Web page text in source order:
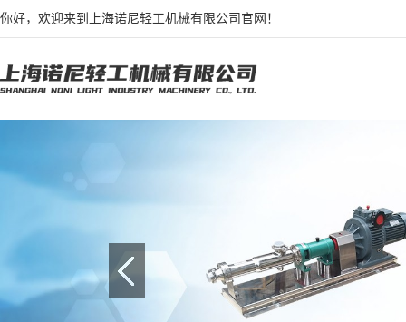
你好，欢迎来到上海诺尼轻工机械有限公司官网！